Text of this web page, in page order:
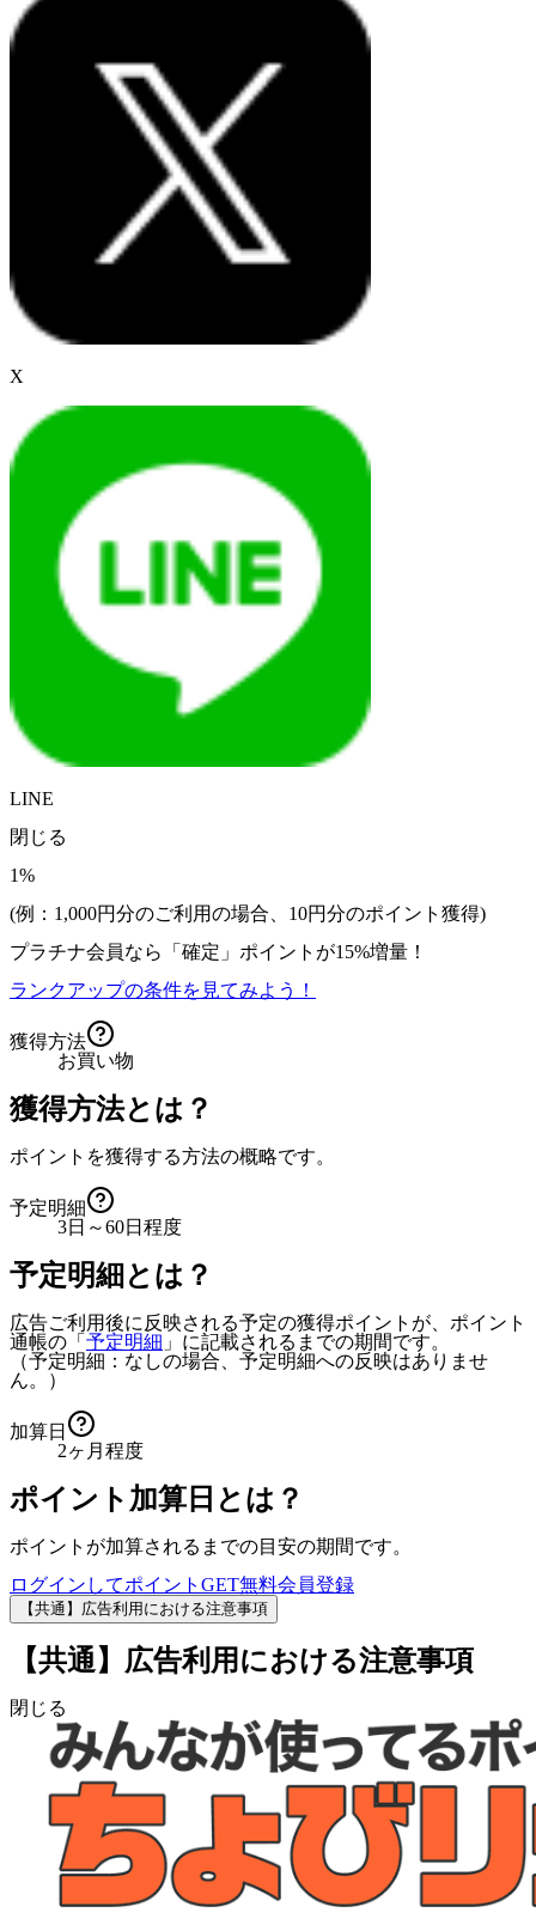
X
LINE
閉じる
1%
(例：1,000円分のご利用の場合、 10円分のポイント獲得)
プラチナ会員なら
「確定」 ポイントが15%増量！
ランクアップの条件を見てみよう！
獲得方法
お買い物
獲得方法とは？
ポイントを獲得する方法の概略です。
予定明細
3日～60日程度
予定明細とは？
広告ご利用後に反映される予定の獲得ポイントが、ポイント
通帳の「 予定明細 」に記載されるまでの期間です。
（予定明細：なしの場合、予定明細への反映はありませ
ん。）
加算日
2ヶ月程度
ポイント加算日とは？
ポイントが加算されるまでの目安の期間です。
ログインしてポイントGET無料会員登録
【共通】広告利用における注意事項
【共通】広告利用における注意事項
閉じる